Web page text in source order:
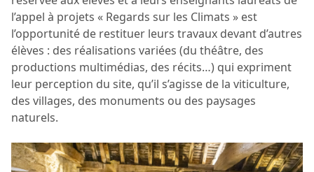
l’appel à projets « Regards sur les Climats » est
l’opportunité de restituer leurs travaux devant d’autres
élèves : des réalisations variées (du théâtre, des
productions multimédias, des récits…) qui expriment
leur perception du site, qu’il s’agisse de la viticulture,
des villages, des monuments ou des paysages
naturels.